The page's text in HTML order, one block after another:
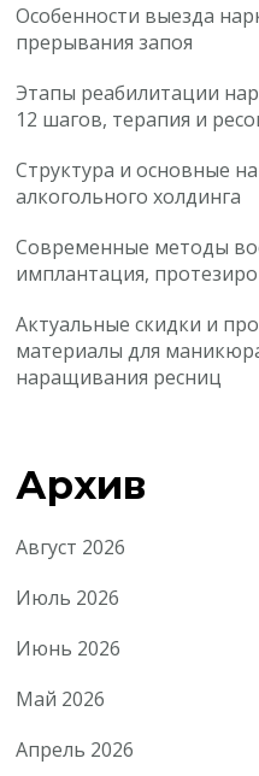
Особенности выезда
прерывания запоя
Этапы реабилитации
12 шагов, терапия и
Структура и основные
алкогольного холдинга
Современные методы
имплантация,
Актуальные скидки и
материалы для
наращивания ресниц
Архив
Август 2026
Июль 2026
Июнь 2026
Май 2026
Апрель 2026